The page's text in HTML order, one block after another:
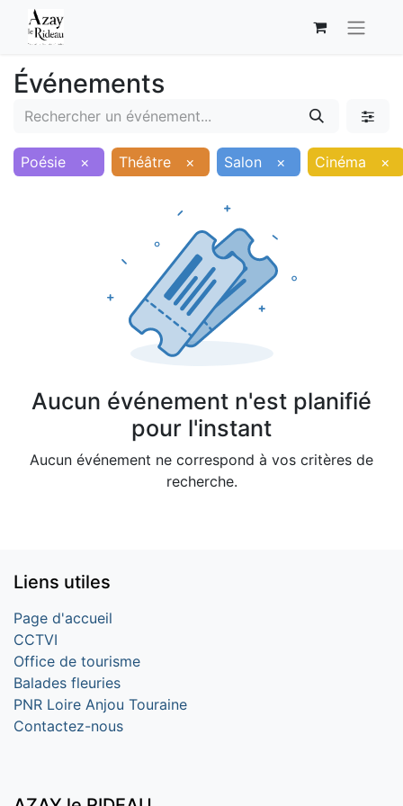
Événements
Poésie × Théâtre × Salon × Cinéma ×
Aucun événement n'est planifié
pour l'instant
Aucun événement ne correspond à vos critères de
recherche.
Liens utiles
Page d'accueil
CCTVI
Office de tourisme
Balades fleuries
PNR Loire Anjou Touraine
Contactez-nous